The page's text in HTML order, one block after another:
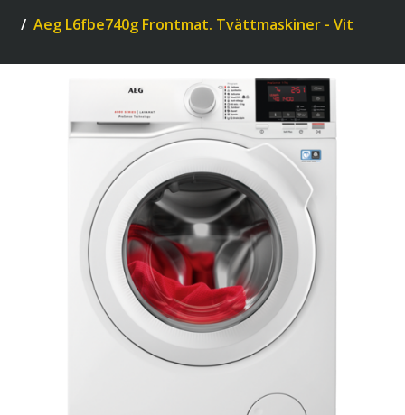
Aeg L6fbe740g Frontmat. Tvättmaskiner - Vit